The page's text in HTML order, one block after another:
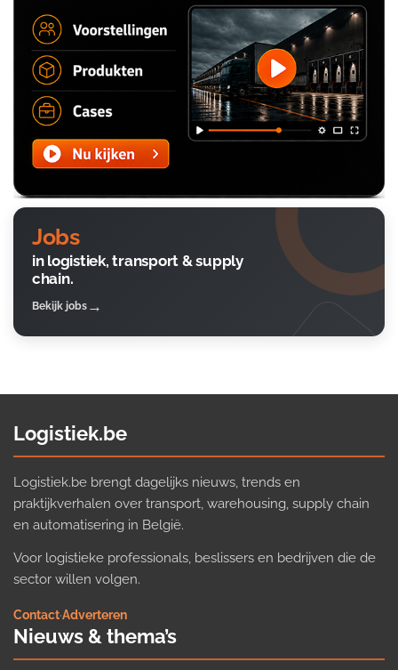
Jobs
in logistiek, transport & supply
chain.
Bekijk jobs
Logistiek.be
Logistiek.be brengt dagelijks nieuws, trends en
praktijkverhalen over transport, warehousing, supply chain
en automatisering in België.
Voor logistieke professionals, beslissers en bedrijven die de
sector willen volgen.
Contact·Adverteren
Nieuws & thema’s